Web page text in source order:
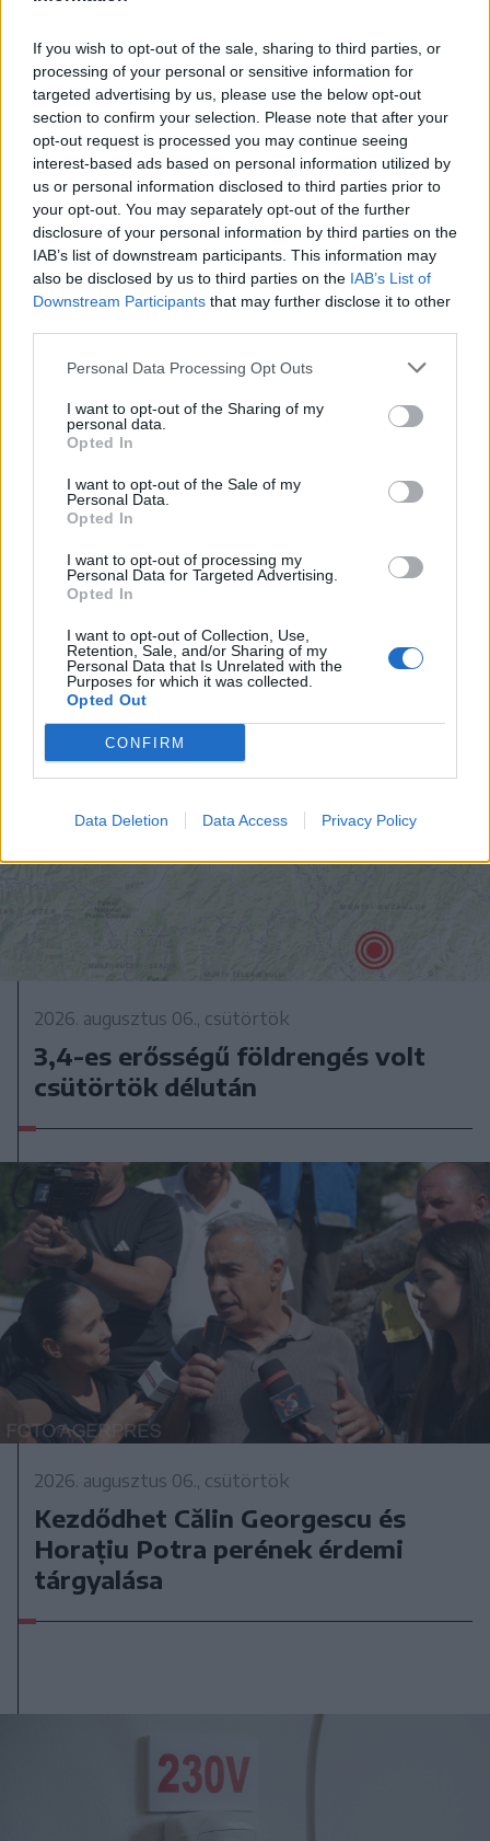
If you wish to opt-out of the sale, sharing to third parties, or
processing of your personal or sensitive information for
targeted advertising by us, please use the below opt-out
section to confirm your selection. Please note that after your
opt-out request is processed you may continue seeing
interest-based ads based on personal information utilized by
us or personal information disclosed to third parties prior to
your opt-out. You may separately opt-out of the further
disclosure of your personal information by third parties on the
IAB’s list of downstream participants. This information may
also be disclosed by us to third parties on the IAB’s List of
Downstream Participants that may further disclose it to other
Personal Data Processing Opt Outs
I want to opt-out of the Sharing of my
personal data.
Opted In
I want to opt-out of the Sale of my
Personal Data.
Opted In
I want to opt-out of processing my
Personal Data for Targeted Advertising.
Opted In
I want to opt-out of Collection, Use,
Retention, Sale, and/or Sharing of my
Personal Data that Is Unrelated with the
Purposes for which it was collected.
Opted Out
CONFIRM
Data Deletion Data Access Privacy Policy
Székelyföldi Lovas Ünnep
Mentőhelikopterrel vitték
kórházba, miután kiemelték a
Marosból – frissítve
2026. augusztus 06., csütörtök
3,4-es erősségű földrengés volt
csütörtök délután
2026. augusztus 06., csütörtök
Kezdődhet Călin Georgescu és
Horațiu Potra perének érdemi
tárgyalása